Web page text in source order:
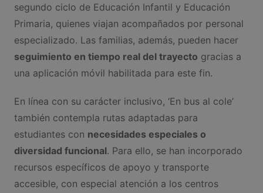
segundo ciclo de Educación Infantil y Educación
Primaria, quienes viajan acompañados por personal
especializado. Las familias, además, pueden hacer
seguimiento en tiempo real del trayecto gracias a
una aplicación móvil habilitada para este fin.
En línea con su carácter inclusivo, ‘En bus al cole’
también contempla rutas adaptadas para
estudiantes con necesidades especiales o
diversidad funcional. Para ello, se han incorporado
recursos específicos de apoyo y transporte
accesible, con especial atención a los centros